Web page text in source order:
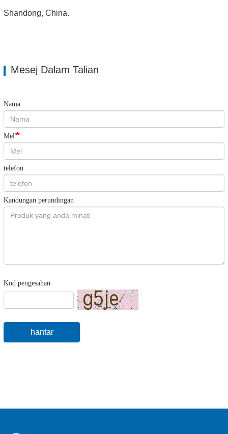
Shandong, China.
Mesej Dalam Talian
Nama
Mel
telefon
Kandungan perundingan
Kod pengesahan
hantar